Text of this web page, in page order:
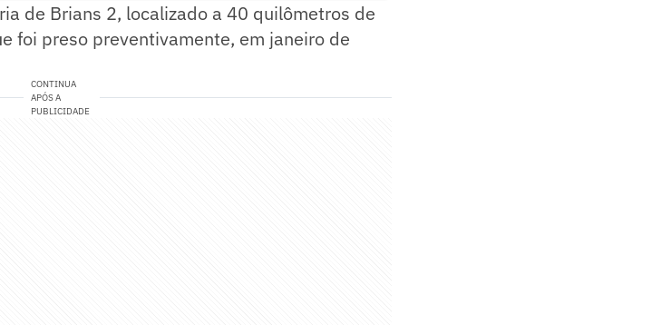
de Brians 2, localizado a 40 quilômetros de
foi preso preventivamente, em janeiro de
CONTINUA
APÓS A
PUBLICIDADE